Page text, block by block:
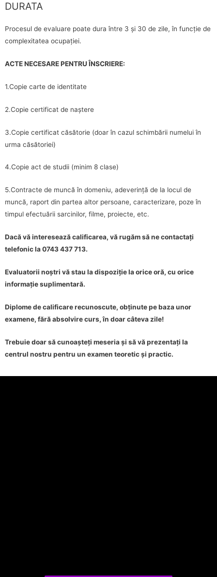
DURATA
Procesul de evaluare poate dura între 3 și 30 de zile, în funcție de
complexitatea ocupației.
ACTE NECESARE PENTRU ÎNSCRIERE:
1.Copie carte de identitate
2.Copie certificat de naștere
3.Copie certificat căsătorie (doar în cazul schimbării numelui în
urma căsătoriei)
4.Copie act de studii (minim 8 clase)
5.Contracte de muncă în domeniu, adeverință de la locul de
muncă, raport din partea altor persoane, caracterizare, poze în
timpul efectuării sarcinilor, filme, proiecte, etc.
Dacă vă interesează calificarea, vă rugăm să ne contactați
telefonic la 0743 437 713.
Evaluatorii noștri vă stau la dispoziție la orice oră, cu orice
informație suplimentară.
Diplome de calificare recunoscute, obținute pe baza unor
examene, fără absolvire curs, în doar câteva zile!
Trebuie doar să cunoașteți meseria și să vă prezentați la
centrul nostru pentru un examen teoretic și practic.